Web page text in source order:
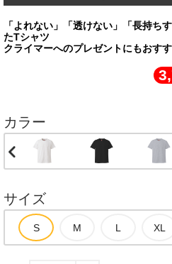
「よれない」「透けない」「長持ち
たTシャツ
クライマーへのプレゼントにもおす
カラー
サイズ